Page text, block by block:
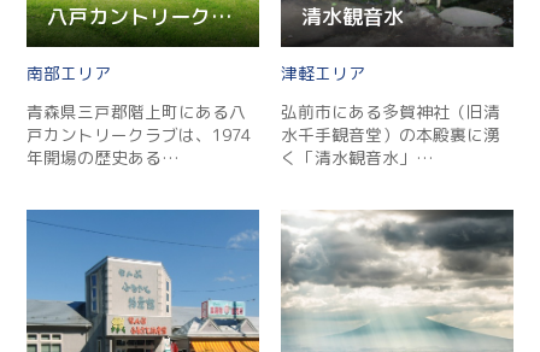
八戸カントリークラブ
南部
青森県三戸郡階上町にある八
戸カントリークラブは、1974
年開場の歴史ある…
清水観音水
津軽
弘前市にある多賀神社（旧清
水千手観音堂）の本殿裏に湧
く「清水観音水」…